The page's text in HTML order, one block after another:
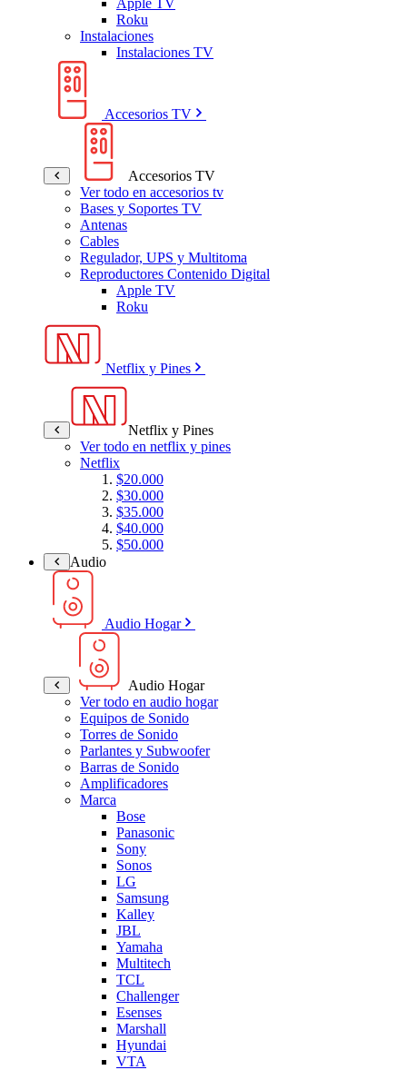
Roku
Instalaciones
Instalaciones TV
Accesorios TV
Accesorios TV
Ver todo en accesorios tv
Bases y Soportes TV
Antenas
Cables
Regulador, UPS y Multitoma
Reproductores Contenido Digital
Apple TV
Roku
Netflix y Pines
Netflix y Pines
Ver todo en netflix y pines
Netflix
$20.000
$30.000
$35.000
$40.000
$50.000
Audio
Audio Hogar
Audio Hogar
Ver todo en audio hogar
Equipos de Sonido
Torres de Sonido
Parlantes y Subwoofer
Barras de Sonido
Amplificadores
Marca
Bose
Panasonic
Sony
Sonos
LG
Samsung
Kalley
JBL
Yamaha
Multitech
TCL
Challenger
Esenses
Marshall
Hyundai
VTA